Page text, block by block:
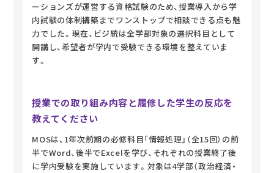
ーションズが運営する資格試験のため、授業導入から学
内試験の体制構築までワンストップで相談できる点も魅
力でした。現在、ビジ統は全学部対象の選択科目として
開講し、希望者が学内で受験できる環境を整えていま
す。
授業での取り組み内容と履修した学生の反応を
教えてください
MOSは、1年次前期の必修科目「情報処理」（全15回）の前
半でWord、後半でExcelを学び、それぞれの授業終了後
に学内受験を実施しています。対象は4学部（政治経済・